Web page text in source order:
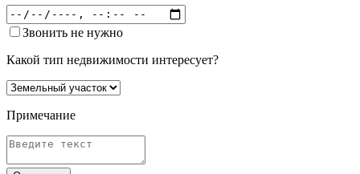
Звонить не нужно
Какой тип недвижимости интересует?
Примечание